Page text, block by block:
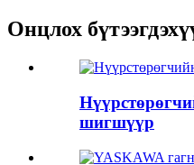
Онцлох
шигшүүр